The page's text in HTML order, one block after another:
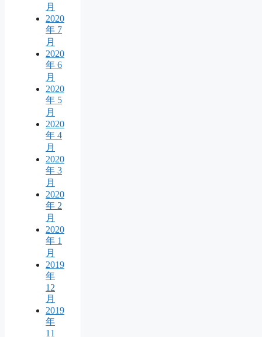
月
2020
年 7
月
2020
年 6
月
2020
年 5
月
2020
年 4
月
2020
年 3
月
2020
年 2
月
2020
年 1
月
2019
年
12
月
2019
年
11